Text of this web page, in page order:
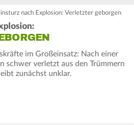
nach Explosion: Verletzter geborgen
im Großeinsatz: Nach einer
schwer verletzt aus den Trümmern
zunächst unklar.